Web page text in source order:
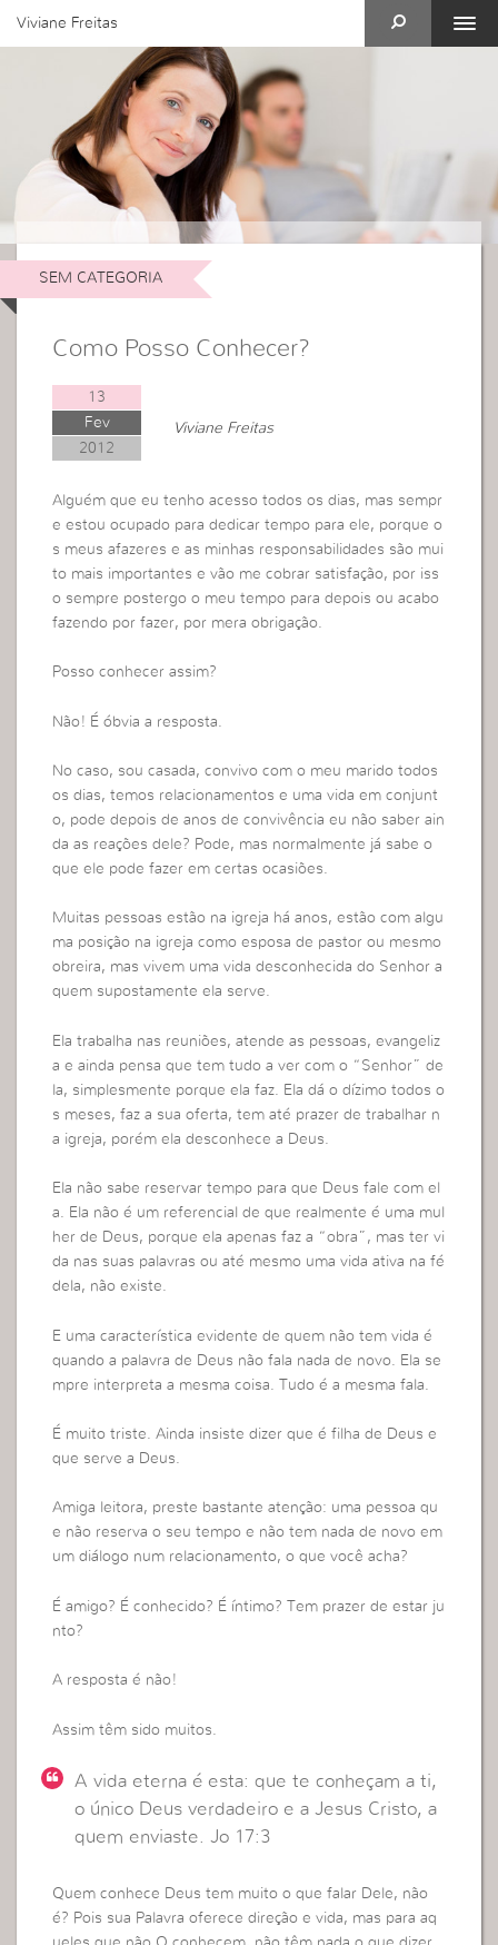
Viviane Freitas
SEM CATEGORIA
Como Posso Conhecer?
13
Fev
2012
Viviane Freitas
Alguém que eu tenho acesso todos os dias, mas sempr
e estou ocupado para dedicar tempo para ele, porque o
s meus afazeres e as minhas responsabilidades são mui
to mais importantes e vão me cobrar satisfação, por iss
o sempre postergo o meu tempo para depois ou acabo
fazendo por fazer, por mera obrigação.
Posso conhecer assim?
Não! É óbvia a resposta.
No caso, sou casada, convivo com o meu marido todos
os dias, temos relacionamentos e uma vida em conjunt
o, pode depois de anos de convivência eu não saber ain
da as reações dele? Pode, mas normalmente já sabe o
que ele pode fazer em certas ocasiões.
Muitas pessoas estão na igreja há anos, estão com algu
ma posição na igreja como esposa de pastor ou mesmo
obreira, mas vivem uma vida desconhecida do Senhor a
quem supostamente ela serve.
Ela trabalha nas reuniões, atende as pessoas, evangeliz
a e ainda pensa que tem tudo a ver com o “Senhor” de
la, simplesmente porque ela faz. Ela dá o dízimo todos o
s meses, faz a sua oferta, tem até prazer de trabalhar n
a igreja, porém ela desconhece a Deus.
Ela não sabe reservar tempo para que Deus fale com el
a. Ela não é um referencial de que realmente é uma mul
her de Deus, porque ela apenas faz a “obra”, mas ter vi
da nas suas palavras ou até mesmo uma vida ativa na fé
dela, não existe.
E uma característica evidente de quem não tem vida é
quando a palavra de Deus não fala nada de novo. Ela se
mpre interpreta a mesma coisa. Tudo é a mesma fala.
É muito triste. Ainda insiste dizer que é filha de Deus e
que serve a Deus.
Amiga leitora, preste bastante atenção: uma pessoa qu
e não reserva o seu tempo e não tem nada de novo em
um diálogo num relacionamento, o que você acha?
É amigo? É conhecido? É íntimo? Tem prazer de estar ju
nto?
A resposta é não!
Assim têm sido muitos.
A vida eterna é esta: que te conheçam a ti,
o único Deus verdadeiro e a Jesus Cristo, a
quem enviaste. Jo 17:3
Quem conhece Deus tem muito o que falar Dele, não
é? Pois sua Palavra oferece direção e vida, mas para aq